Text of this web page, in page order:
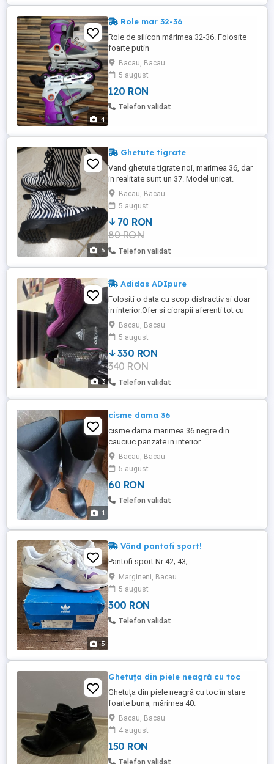
4
Role mar 32-36
Role de silicon mărimea 32-36. Folosite
foarte putin
Bacau, Bacau
5 august
120 RON
Telefon validat
5
Ghetute tigrate
Vand ghetute tigrate noi, marimea 36, dar
in realitate sunt un 37. Model unicat.
Bacau, Bacau
5 august
70 RON
80 RON
Telefon validat
3
Adidas ADIpure
Folositi o data cu scop distractiv si doar
in interior.Ofer si ciorapii aferenti tot cu
degetele !
Bacau, Bacau
5 august
330 RON
340 RON
Telefon validat
1
cisme dama 36
cisme dama marimea 36 negre din
cauciuc panzate in interior
Bacau, Bacau
5 august
60 RON
Telefon validat
5
Vând pantofi sport!
Pantofi sport Nr 42; 43;
Margineni, Bacau
5 august
300 RON
Telefon validat
Ghetuța din piele neagră cu toc
Ghetuța din piele neagră cu toc în stare
foarte buna, mărimea 40.
Bacau, Bacau
4 august
150 RON
Telefon validat